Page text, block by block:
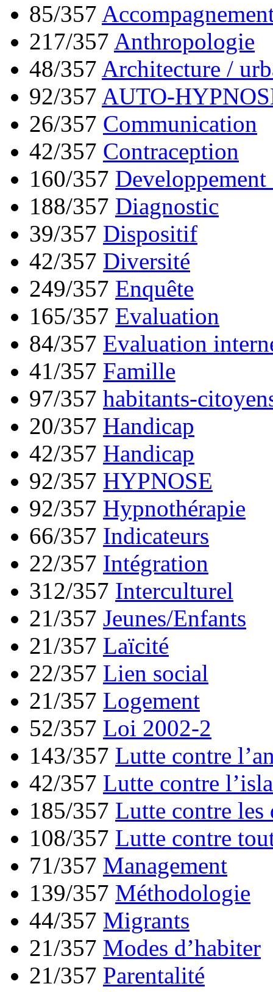
85/357
217/357 Anthropologie
48/357 Architecture /
92/357 AUTO-
26/357 Communication
42/357 Contraception
160/357
188/357 Diagnostic
39/357 Dispositif
42/357 Diversité
249/357 Enquête
165/357 Evaluation
84/357 Evaluation
41/357 Famille
97/357 habitants-
20/357 Handicap
42/357 Handicap
92/357 HYPNOSE
92/357 Hypnothérapie
66/357 Indicateurs
22/357 Intégration
312/357 Interculturel
21/357 Jeunes/Enfants
21/357 Laïcité
22/357 Lien social
21/357 Logement
52/357 Loi 2002-2
143/357 Lutte contre
42/357 Lutte contre
185/357 Lutte contre
108/357 Lutte contre
71/357 Management
139/357 Méthodologie
44/357 Migrants
21/357 Modes d’habiter
21/357 Parentalité